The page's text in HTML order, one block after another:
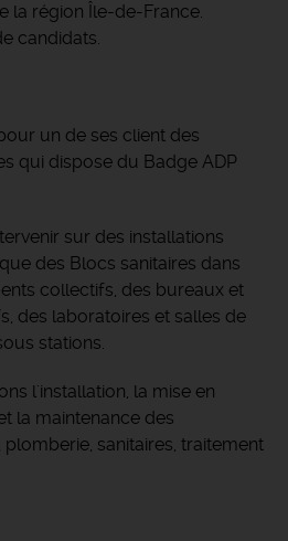
la région Île-de-France.
candidats.
un de ses client des
qui dispose du Badge ADP
sur des installations
des Blocs sanitaires dans
collectifs, des bureaux et
des laboratoires et salles de
stations.
l'installation, la mise en
la maintenance des
sanitaires, traitement